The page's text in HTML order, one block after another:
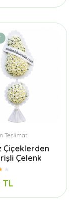
Teslimat
Çiçeklerden
Çelenk
TL